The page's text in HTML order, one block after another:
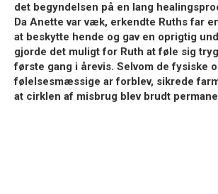
det begyndelsen på en lang
Da Anette var væk, erkendte Ruths far
at beskytte hende og gav en oprigtig
gjorde det muligt for Ruth at føle sig
første gang i årevis. Selvom de fysiske
følelsesmæssige ar forblev, sikrede
at cirklen af misbrug blev brudt